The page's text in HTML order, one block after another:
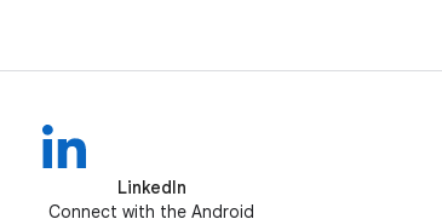
LinkedIn
Connect with the Android